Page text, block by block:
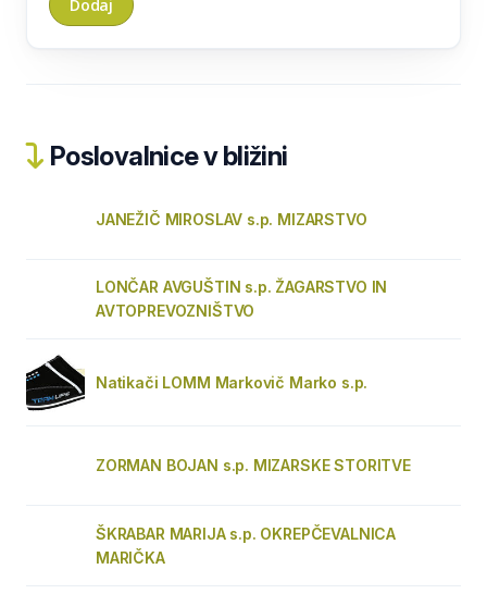
Poslovalnice v bližini
JANEŽIČ MIROSLAV s.p. MIZARSTVO
LONČAR AVGUŠTIN s.p. ŽAGARSTVO IN
AVTOPREVOZNIŠTVO
Natikači LOMM Markovič Marko s.p.
ZORMAN BOJAN s.p. MIZARSKE STORITVE
ŠKRABAR MARIJA s.p. OKREPČEVALNICA
MARIČKA